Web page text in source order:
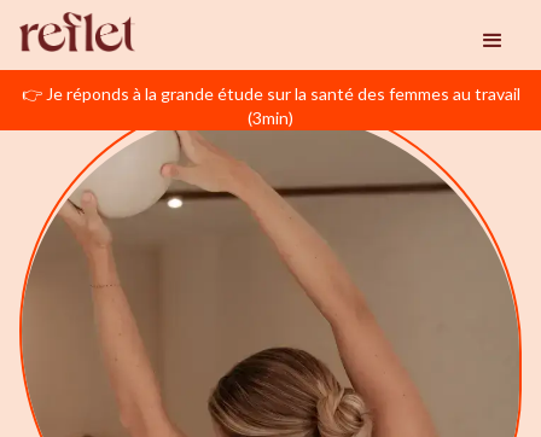
👉 Je réponds à la grande étude sur la santé des femmes au travail
(3min)